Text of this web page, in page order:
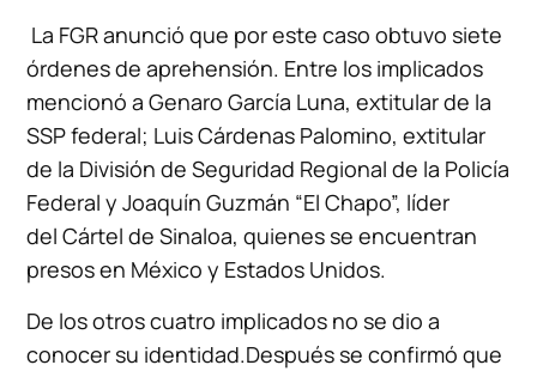
La FGR anunció que por este caso obtuvo siete
órdenes de aprehensión. Entre los implicados
mencionó a Genaro García Luna, extitular de la
SSP federal; Luis Cárdenas Palomino, extitular
de la División de Seguridad Regional de la Policía
Federal y Joaquín Guzmán “El Chapo”, líder
del Cártel de Sinaloa, quienes se encuentran
presos en México y Estados Unidos.
De los otros cuatro implicados no se dio a
conocer su identidad.Después se confirmó que